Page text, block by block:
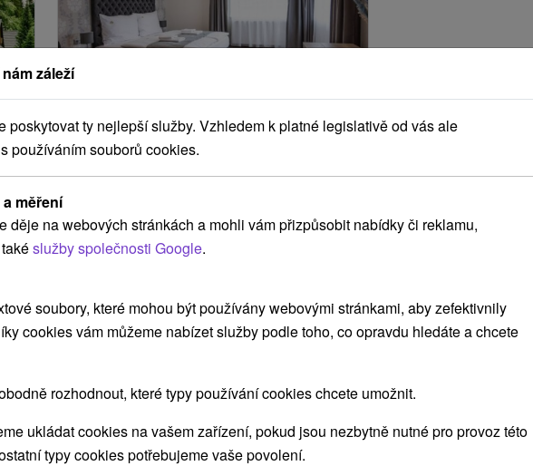
/noc/osoba
Demänová Apartments★ ★★★Demänová
- Liptovský Mikuláš
10,0 (3 recenzí)Od 2 Nocí
Snídaně, Polopenze
do wellness.
záleží
poskytovat ty nejlepší služby. Vzhledem k platné legislativě od vás ale
používáním souborů cookies.
měření
děje na webových stránkách a mohli vám přizpůsobit nabídky či reklamu,
služby společnosti Google.
soubory, které mohou být používány webovými stránkami, aby zefektivnily
cookies vám můžeme nabízet služby podle toho, co opravdu hledáte a chcete
rozhodnout, které typy používání cookies chcete umožnit.
ukládat cookies na vašem zařízení, pokud jsou nezbytně nutné pro provoz této
typy cookies potřebujeme vaše povolení.